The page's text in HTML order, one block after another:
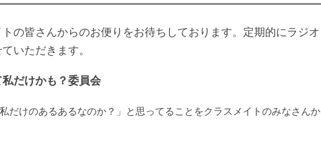
の皆さんからのお便りをお待ちしております。定期的にラジオ
いただきます。
だけかも？委員会
だけのあるあるなのか？」と思ってることをクラスメイトのみなさんか